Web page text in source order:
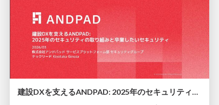
建設DXを支えるANDPAD: 2025年のセキュリティの取り組みと卒業したいセキュリティ